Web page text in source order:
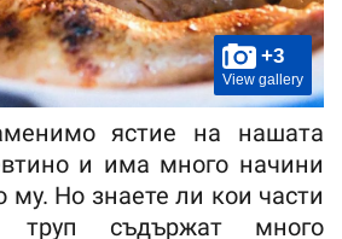
+3
View gallery
ястие на нашата
и има много начини
му. Но знаете ли кои части
труп съдържат много